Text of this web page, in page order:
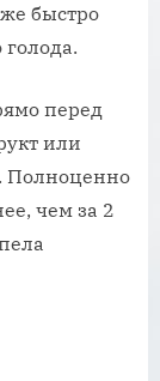
быстро
голода.
перед
или
Полноценно
чем за 2